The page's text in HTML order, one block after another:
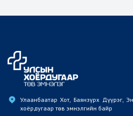
Улаанбаатар Хот, Баянзүрх Дүүрэг,
хоёрдугаар төв эмнэлгийн байр